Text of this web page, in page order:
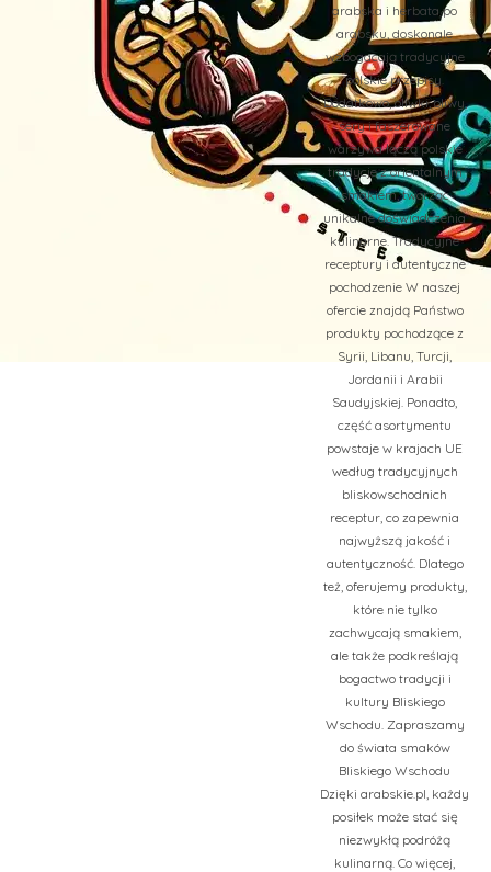
arabska i herbata po
arabsku, doskonale
wzbogacają tradycyjne
polskie przepisy.
Dodatkowo, oliwki, oliwy,
sery i faszerowane
warzywa łączą polskie
tradycje z orientalnym
smakiem, tworząc
unikalne doświadczenia
kulinarne. Tradycyjne
receptury i autentyczne
pochodzenie W naszej
ofercie znajdą Państwo
produkty pochodzące z
Syrii, Libanu, Turcji,
Jordanii i Arabii
Saudyjskiej. Ponadto,
część asortymentu
powstaje w krajach UE
według tradycyjnych
bliskowschodnich
receptur, co zapewnia
najwyższą jakość i
autentyczność. Dlatego
też, oferujemy produkty,
które nie tylko
zachwycają smakiem,
ale także podkreślają
bogactwo tradycji i
kultury Bliskiego
Wschodu. Zapraszamy
do świata smaków
Bliskiego Wschodu
Dzięki arabskie.pl, każdy
posiłek może stać się
niezwykłą podróżą
kulinarną. Co więcej,